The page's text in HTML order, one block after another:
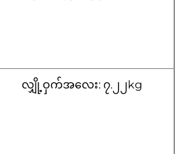
လျှို့ဝှက်အလေး: ၇.၂၂kg